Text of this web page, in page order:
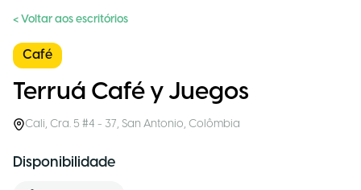
< Voltar aos escritórios
Café
Terruá Café y Juegos
Cali, Cra. 5 #4 - 37, San Antonio, Colômbia
Disponibilidade